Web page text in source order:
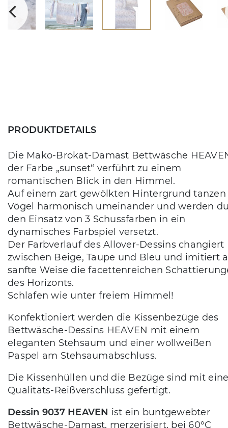
PRODUKTDETAILS
Die Mako-Brokat-Damast Bettwäsche
der Farbe „sunset“ verführt zu einem
romantischen Blick in den Himmel.
Auf einem zart gewölkten Hintergrund tanzen
Vögel harmonisch umeinander und werden
den Einsatz von 3 Schussfarben in ein
dynamisches Farbspiel versetzt.
Der Farbverlauf des Allover-Dessins changiert
zwischen Beige, Taupe und Bleu und imitiert
sanfte Weise die facettenreichen
des Horizonts.
Schlafen wie unter freiem Himmel!
Konfektioniert werden die Kissenbezüge des
Bettwäsche-Dessins HEAVEN mit einem
eleganten Stehsaum und einer wollweißen
Paspel am Stehsaumabschluss.
Die Kissenhüllen und die Bezüge sind mit
Qualitäts-Reißverschluss gefertigt.
Dessin 9037 HEAVEN ist ein buntgewebter
Bettwäsche-Damast, merzerisiert, bei 60°C